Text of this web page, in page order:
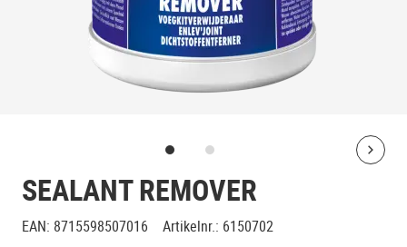
SEALANT REMOVER
EAN: 8715598507016 Artikelnr.: 6150702